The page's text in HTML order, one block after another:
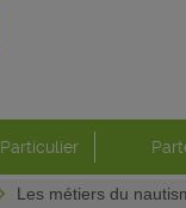
Particulier
Les métiers du